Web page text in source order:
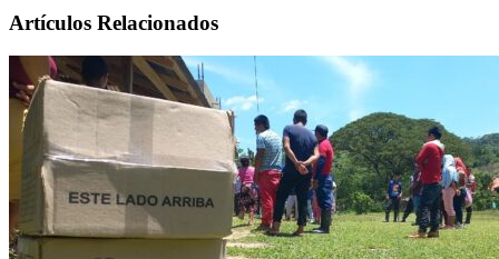
Artículos Relacionados